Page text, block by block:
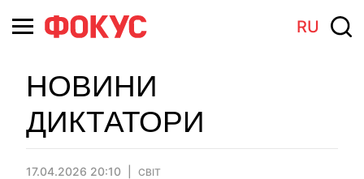
RU
НОВИНИ
ДИКТАТОРИ
17.04.2026 20:10 СВІТ